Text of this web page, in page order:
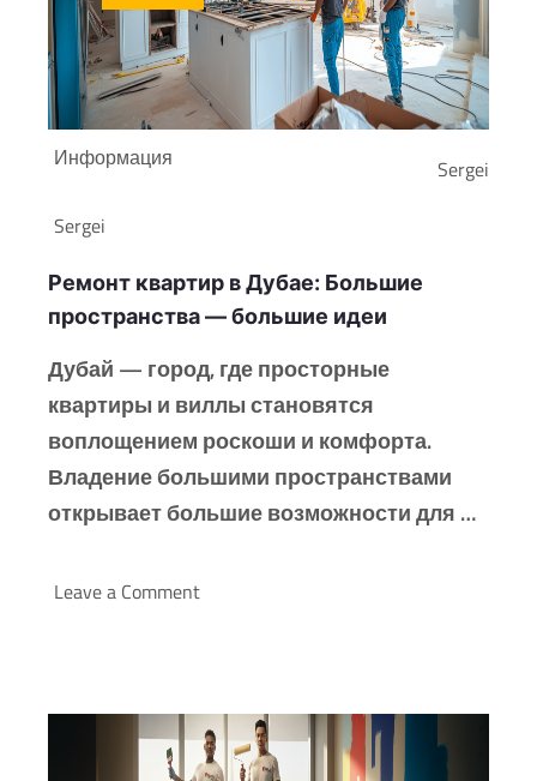
Информация
Sergei
Sergei
Ремонт квартир в Дубае: Большие
пространства — большие идеи
Дубай — город, где просторные
квартиры и виллы становятся
воплощением роскоши и комфорта.
Владение большими пространствами
открывает большие возможности для …
Leave a Comment